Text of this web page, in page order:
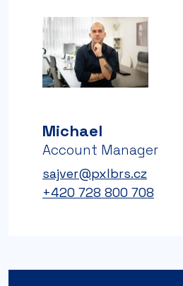
Michael
Account Manager
sajver@pxlbrs.cz
+420 728 800 708